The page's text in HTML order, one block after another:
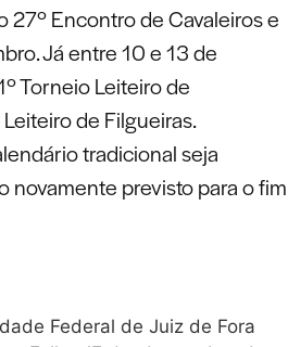
Encontro de Cavaleiros e
Já entre 10 e 13 de
Torneio Leiteiro de
de Filgueiras.
tradicional seja
previsto para o fim
Federal de Juiz de Fora